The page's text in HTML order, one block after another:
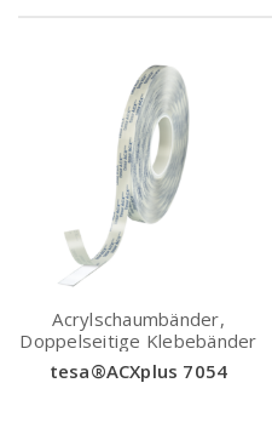
Acrylschaumbänder,
Doppelseitige Klebebänder
tesa®ACXplus 7054